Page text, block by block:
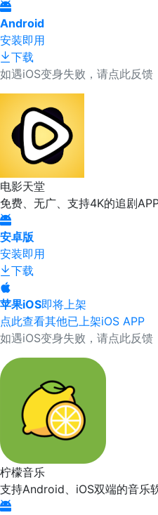
Android
安装即用
下载
如遇iOS变身失败，请点此反馈
电影天堂
免费、无广、支持4K的追剧
安卓版
安装即用
下载
苹果iOS即将上架
点此查看其他已上架iOS APP
如遇iOS变身失败，请点此反馈
柠檬音乐
支持Android、iOS双端的音乐